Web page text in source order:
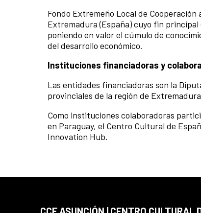
Fondo Extremeño Local de Cooperación
Extremadura (España) cuyo fin
poniendo en valor el cúmulo de
del desarrollo económico.
Instituciones financiadoras y
Las entidades financiadoras son la
provinciales de la región de
Como instituciones colaboradoras
en Paraguay, el Centro Cultural de
Innovation Hub.